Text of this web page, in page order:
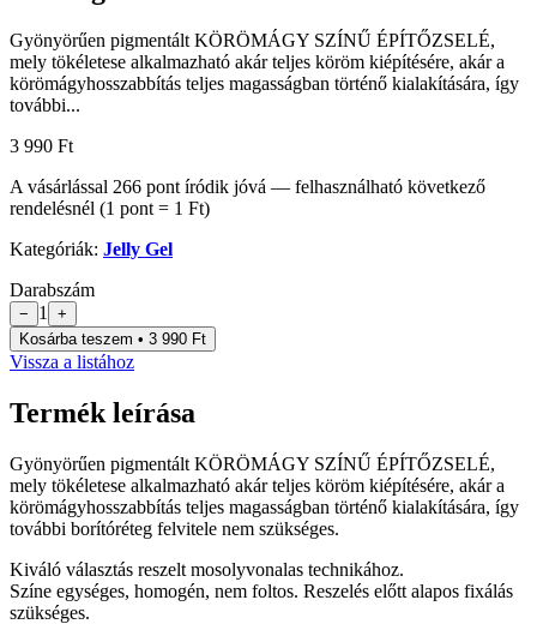
Gyönyörűen pigmentált KÖRÖMÁGY SZÍNŰ ÉPÍTŐZSELÉ,
mely tökéletese alkalmazható akár teljes köröm kiépítésére, akár a
körömágyhosszabbítás teljes magasságban történő kialakítására, így
további...
3 990 Ft
A vásárlással 266 pont íródik jóvá — felhasználható következő
rendelésnél (1 pont = 1 Ft)
Kategóriák: Jelly Gel
Darabszám
− 1
+
Kosárba teszem • 3 990 Ft
Vissza a listához
Termék leírása
Gyönyörűen pigmentált KÖRÖMÁGY SZÍNŰ ÉPÍTŐZSELÉ,
mely tökéletese alkalmazható akár teljes köröm kiépítésére, akár a
körömágyhosszabbítás teljes magasságban történő kialakítására, így
további borítóréteg felvitele nem szükséges.
Kiváló választás reszelt mosolyvonalas technikához.
Színe egységes, homogén, nem foltos. Reszelés előtt alapos fixálás
szükséges.